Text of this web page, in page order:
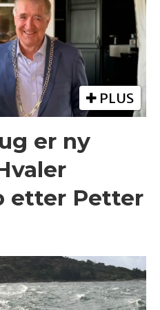
PLUS
er ny
etter Petter